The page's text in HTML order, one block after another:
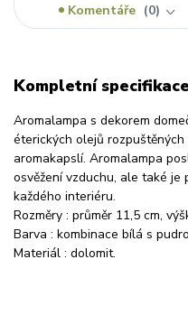
Komentáře
0
Kompletní specifikace
Aromalampa s dekorem
éterických olejů rozpuštěných
aromakapslí. Aromalampa
osvěžení vzduchu, ale také je
každého interiéru.
Rozměry : průměr 11,5 cm,
Barva : kombinace bílá s
Materiál : dolomit.